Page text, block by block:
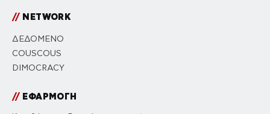
//NETWORK
ΔΕΔΟΜΕΝΟ
COUSCOUS
DIMOCRACY
//ΕΦΑΡΜΟΓΗ